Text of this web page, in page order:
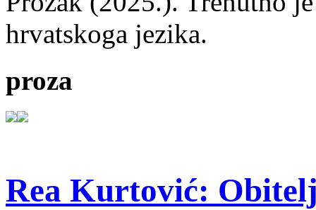
hrvatskoga jezika.
proza
Rea Kurtović: